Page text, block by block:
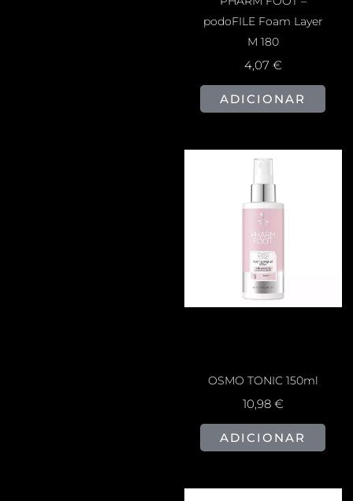
podoFILE Foam Layer
M 180
4,07 €
ADICIONAR
OSMO TONIC 150ml
10,98 €
ADICIONAR